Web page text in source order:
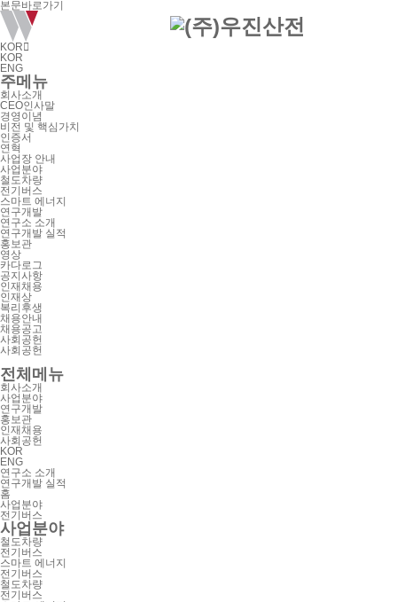
본문바로가기
KOR
KOR
ENG
주메뉴
회사소개
CEO인사말
경영이념
비전 및 핵심가치
인증서
연혁
사업장 안내
사업분야
철도차량
전기버스
스마트 에너지
연구개발
연구소 소개
연구개발 실적
홍보관
영상
카다로그
공지사항
인재채용
인재상
복리후생
채용안내
채용공고
사회공헌
사회공헌
전체메뉴
회사소개
사업분야
연구개발
홍보관
인재채용
사회공헌
KOR
ENG
연구소 소개
연구개발 실적
홈
사업분야
전기버스
사업분야
철도차량
전기버스
스마트 에너지
전기버스
철도차량
전기버스